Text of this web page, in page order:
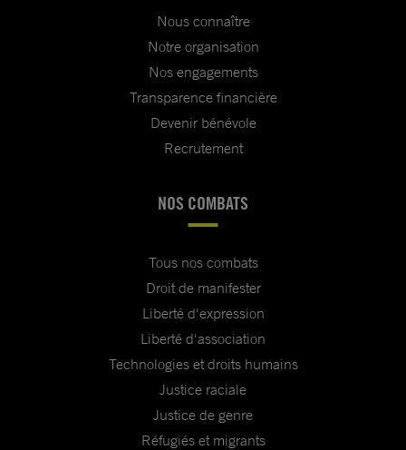
Nous connaître
Notre organisation
Nos engagements
Transparence financière
Devenir bénévole
Recrutement
NOS COMBATS
Tous nos combats
Droit de manifester
Liberté d'expression
Liberté d'association
Technologies et droits humains
Justice raciale
Justice de genre
Réfugiés et migrants